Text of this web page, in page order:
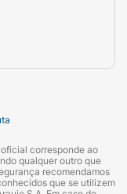
corresponde ao
qualquer outro que
recomendamos
que se utilizem